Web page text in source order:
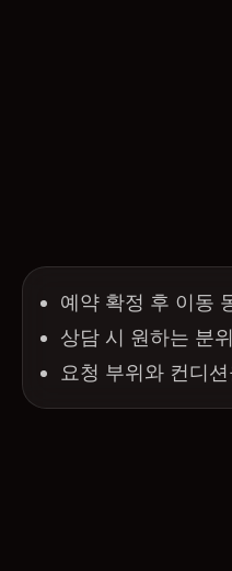
예약 확정 후 이동
상담 시 원하는 분
요청 부위와 컨디